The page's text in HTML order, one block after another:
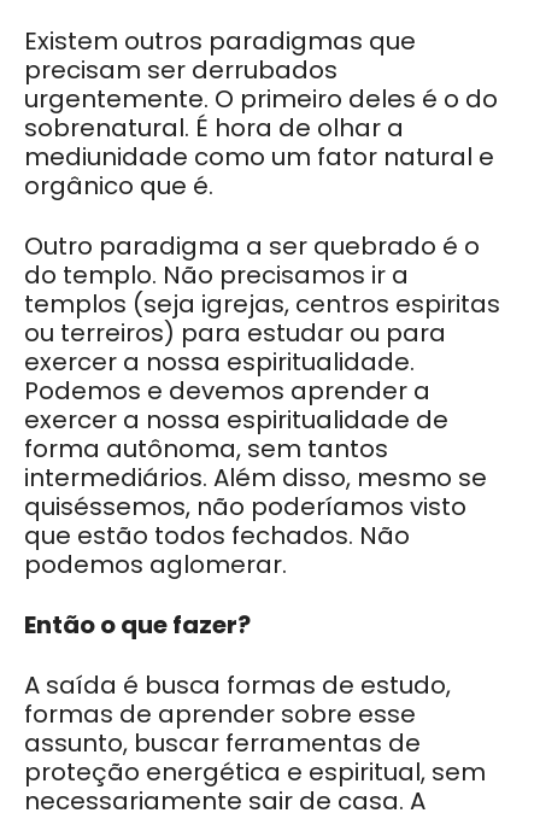
Existem outros paradigmas que
precisam ser derrubados
urgentemente. O primeiro deles é o do
sobrenatural. É hora de olhar a
mediunidade como um fator natural e
orgânico que é.
Outro paradigma a ser quebrado é o
do templo. Não precisamos ir a
templos (seja igrejas, centros espiritas
ou terreiros) para estudar ou para
exercer a nossa espiritualidade.
Podemos e devemos aprender a
exercer a nossa espiritualidade de
forma autônoma, sem tantos
intermediários. Além disso, mesmo se
quiséssemos, não poderíamos visto
que estão todos fechados. Não
podemos aglomerar.
Então o que fazer?
A saída é busca formas de estudo,
formas de aprender sobre esse
assunto, buscar ferramentas de
proteção energética e espiritual, sem
necessariamente sair de casa. A